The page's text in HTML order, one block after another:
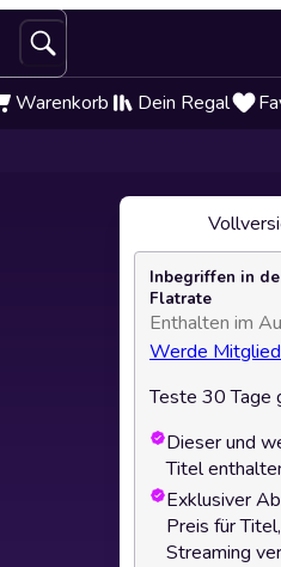
Warenkorb Dein Regal
Inbegriffen in
Flatrate
Enthalten im
Werde
Teste 30 Tage
Dieser und
Titel
Exklusiver
Preis für
Streaming